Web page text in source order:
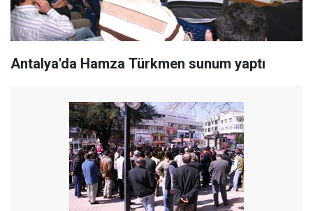
Antalya'da Hamza Türkmen sunum yaptı